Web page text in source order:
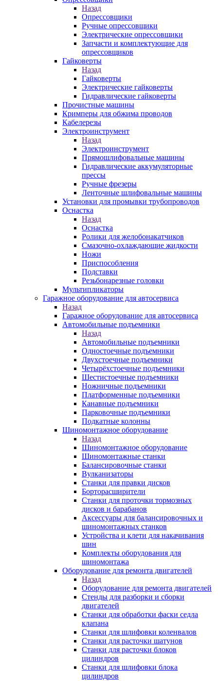
Назад
Опрессовщики
Ручные опрессовщики
Электрические опрессовщики
Запчасти и комплектующие для
опрессовщиков
Гайковерты
Назад
Гайковерты
Электрические гайковерты
Гидравлические гайковерты
Прочистные машины
Кримперы для обжима проводов
Кабелерезы
Электроинструмент
Назад
Электроинструмент
Прямошлифовальные машины
Гидравлические аккумуляторные
прессы
Ручные фрезеры
Ленточные шлифовальные машины
Установки для промывки трубопроводов
Оснастка
Назад
Оснастка
Ролики для желобонакатчиков
Смазочно-охлаждающие жидкости
Ножи
Приспособления
Подставки
Резьбонарезные головки
Мультипликаторы
Гаражное оборудование для автосервиса
Назад
Гаражное оборудование для автосервиса
Автомобильные подъемники
Назад
Автомобильные подъемники
Одностоечные подъемники
Двухстоечные подъемники
Четырёхстоечные подъемники
Шестистоечные подъемники
Ножничные подъемники
Платформенные подъемники
Канавные подъемники
Парковочные подъемники
Подкатные колонны
Шиномонтажное оборудование
Назад
Шиномонтажное оборудование
Шиномонтажные станки
Балансировочные станки
Вулканизаторы
Станки для правки дисков
Борторасширители
Станки для проточки тормозных
дисков и барабанов
Аксессуары для балансировочных и
шиномонтажных станков
Устройства и клети для накачивания
шин
Комплекты оборудования для
шиномонтажа
Оборудование для ремонта двигателей
Назад
Оборудование для ремонта двигателей
Стенды для разборки и сборки
двигателей
Станки для обработки фаски седла
клапана
Станки для шлифовки коленвалов
Станки для расточки шатунов
Станки для расточки блоков
цилиндров
Станки для шлифовки блока
цилиндров